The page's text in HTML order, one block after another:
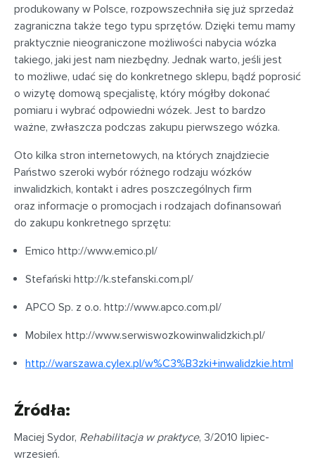
produkowany w Polsce, rozpowszechniła się już sprzedaż
zagraniczna także tego typu sprzętów. Dzięki temu mamy
praktycznie nieograniczone możliwości nabycia wózka
takiego, jaki jest nam niezbędny. Jednak warto, jeśli jest
to możliwe, udać się do konkretnego sklepu, bądź poprosić
o wizytę domową specjalistę, który mógłby dokonać
pomiaru i wybrać odpowiedni wózek. Jest to bardzo
ważne, zwłaszcza podczas zakupu pierwszego wózka.
Oto kilka stron internetowych, na których znajdziecie
Państwo szeroki wybór różnego rodzaju wózków
inwalidzkich, kontakt i adres poszczególnych firm
oraz informacje o promocjach i rodzajach dofinansowań
do zakupu konkretnego sprzętu:
Emico http://www.emico.pl/
Stefański http://k.stefanski.com.pl/
APCO Sp. z o.o. http://www.apco.com.pl/
Mobilex http://www.serwiswozkowinwalidzkich.pl/
http://warszawa.cylex.pl/w%C3%B3zki+inwalidzkie.html
Źródła:
Maciej Sydor, Rehabilitacja w praktyce, 3/2010 lipiec-
wrzesień.